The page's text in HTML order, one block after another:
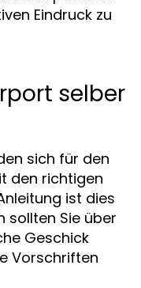
Eindruck zu
selber
sich für den
den richtigen
ist dies
sollten Sie über
Geschick
Vorschriften